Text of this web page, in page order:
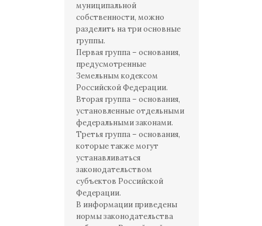
муниципальной
собственности, можно
разделить на три основные
группы.
Первая группа – основания,
предусмотренные
Земельным кодексом
Российской Федерации.
Вторая группа – основания,
установленные отдельными
федеральными законами.
Третья группа – основания,
которые также могут
устанавливаться
законодательством
субъектов Российской
Федерации.
В информации приведены
нормы законодательства